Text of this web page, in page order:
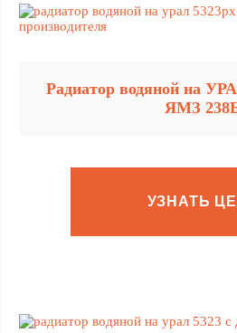
Радиатор водяной на
ЯМЗ
УЗНАТЬ